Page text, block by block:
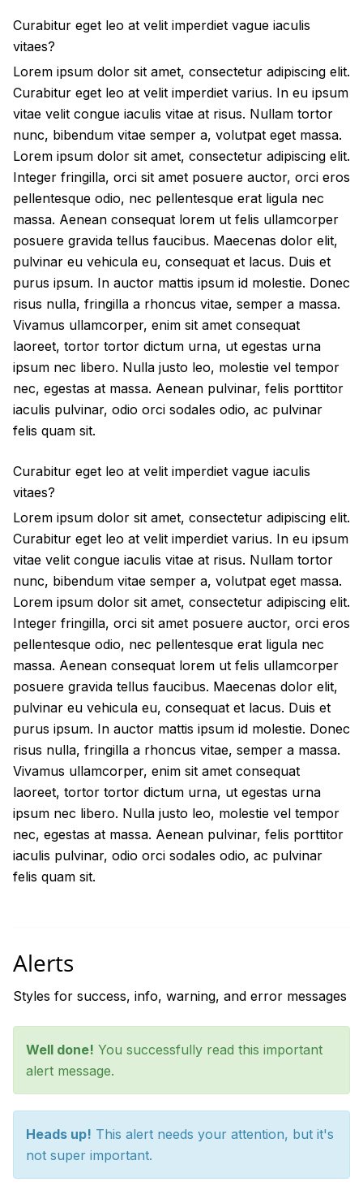
Curabitur eget leo at velit imperdiet vague iaculis
vitaes?
Lorem ipsum dolor sit amet, consectetur adipiscing elit.
Curabitur eget leo at velit imperdiet varius. In eu ipsum
vitae velit congue iaculis vitae at risus. Nullam tortor
nunc, bibendum vitae semper a, volutpat eget massa.
Lorem ipsum dolor sit amet, consectetur adipiscing elit.
Integer fringilla, orci sit amet posuere auctor, orci eros
pellentesque odio, nec pellentesque erat ligula nec
massa. Aenean consequat lorem ut felis ullamcorper
posuere gravida tellus faucibus. Maecenas dolor elit,
pulvinar eu vehicula eu, consequat et lacus. Duis et
purus ipsum. In auctor mattis ipsum id molestie. Donec
risus nulla, fringilla a rhoncus vitae, semper a massa.
Vivamus ullamcorper, enim sit amet consequat
laoreet, tortor tortor dictum urna, ut egestas urna
ipsum nec libero. Nulla justo leo, molestie vel tempor
nec, egestas at massa. Aenean pulvinar, felis porttitor
iaculis pulvinar, odio orci sodales odio, ac pulvinar
felis quam sit.
Curabitur eget leo at velit imperdiet vague iaculis
vitaes?
Lorem ipsum dolor sit amet, consectetur adipiscing elit.
Curabitur eget leo at velit imperdiet varius. In eu ipsum
vitae velit congue iaculis vitae at risus. Nullam tortor
nunc, bibendum vitae semper a, volutpat eget massa.
Lorem ipsum dolor sit amet, consectetur adipiscing elit.
Integer fringilla, orci sit amet posuere auctor, orci eros
pellentesque odio, nec pellentesque erat ligula nec
massa. Aenean consequat lorem ut felis ullamcorper
posuere gravida tellus faucibus. Maecenas dolor elit,
pulvinar eu vehicula eu, consequat et lacus. Duis et
purus ipsum. In auctor mattis ipsum id molestie. Donec
risus nulla, fringilla a rhoncus vitae, semper a massa.
Vivamus ullamcorper, enim sit amet consequat
laoreet, tortor tortor dictum urna, ut egestas urna
ipsum nec libero. Nulla justo leo, molestie vel tempor
nec, egestas at massa. Aenean pulvinar, felis porttitor
iaculis pulvinar, odio orci sodales odio, ac pulvinar
felis quam sit.
Alerts
Styles for success, info, warning, and error messages
Well done! You successfully read this important
alert message.
Heads up! This alert needs your attention, but it's
not super important.